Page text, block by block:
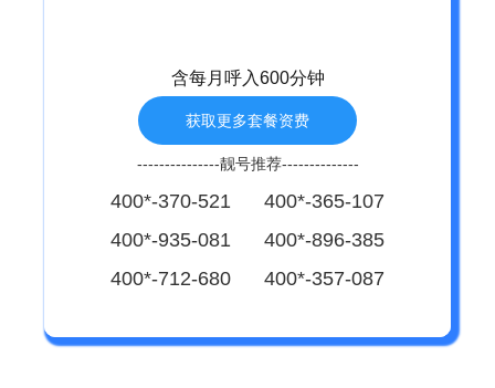
含每月呼入600分钟
获取更多套餐资费
---------------靓号推荐--------------
400*-370-521 400*-365-107
400*-935-081 400*-896-385
400*-712-680 400*-357-087